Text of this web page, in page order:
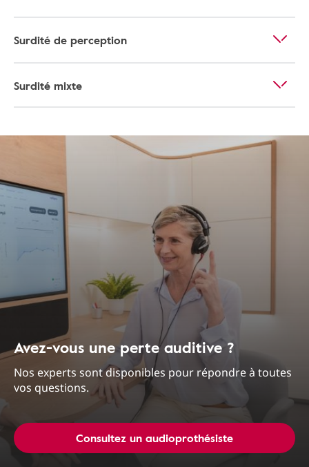
Surdité de perception
Surdité mixte
Avez-vous une perte auditive ?
Nos experts sont disponibles pour répondre à toutes
vos questions.
Consultez un audioprothésiste